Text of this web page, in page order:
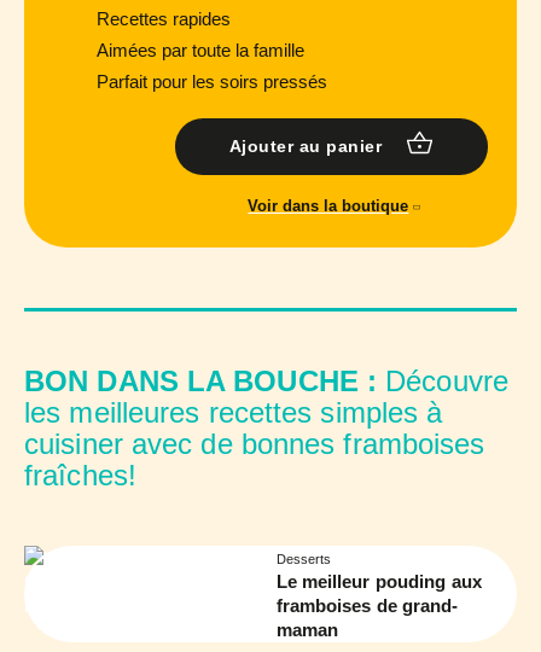
Recettes rapides
Aimées par toute la famille
Parfait pour les soirs pressés
Ajouter au panier
Voir dans la boutique
BON DANS LA BOUCHE : Découvre
les meilleures recettes simples à
cuisiner avec de bonnes framboises
fraîches!
Desserts
Le meilleur pouding aux
framboises de grand-
maman